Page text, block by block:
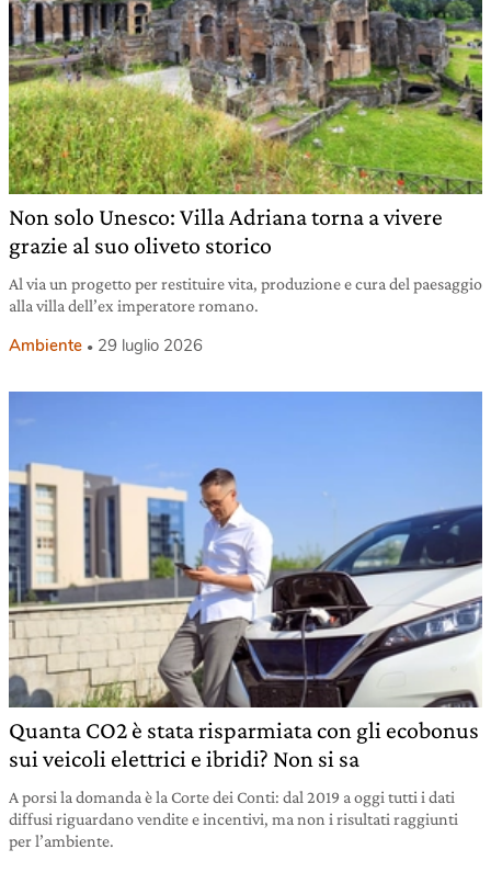
Non solo Unesco: Villa Adriana torna a vivere
grazie al suo oliveto storico
Al via un progetto per restituire vita, produzione e cura del paesaggio
alla villa dell’ex imperatore romano.
Ambiente 29 luglio 2026
Quanta CO2 è stata risparmiata con gli ecobonus
sui veicoli elettrici e ibridi? Non si sa
A porsi la domanda è la Corte dei Conti: dal 2019 a oggi tutti i dati
diffusi riguardano vendite e incentivi, ma non i risultati raggiunti
per l’ambiente.